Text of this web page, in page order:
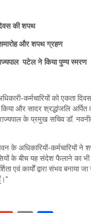
की शपथ
और शपथ ग्रहण
पटेल ने किया पुण्य स्मरण
कर्मचारियों को एकता
किया और सादर श्रद्धांजलि
के प्रमुख सचिव डॉ.
के अधिकारियों-कर्मचारियों
के बीच यह संदेश फैलाने का
एवं कार्यों द्वारा संभव